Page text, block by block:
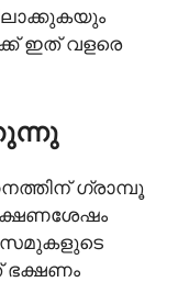
ഇത് വളരെ
ഗ്രാമ്പൂ
ഭക്ഷണം